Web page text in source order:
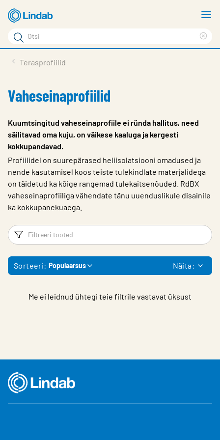
Mine
põhisisu
juurde
Otsi
Otsi
Meist
Logi sisse
Choose languge
Estonia
Terasprofiilid
Vaheseinaprofiilid
Kuumtsingitud vaheseinaprofiile ei ründa hallitus, need
säilitavad oma kuju, on väikese kaaluga ja kergesti
kokkupandavad.
Profiilidel on suurepärased heliisolatsiooni omadused ja
nende kasutamisel koos teiste tulekindlate materjalidega
on täidetud ka kõige rangemad tulekaitsenõuded. RdBX
vaheseinaprofiiliga vähendate tänu uuenduslikule disainile
ka kokkupanekuaega.
Filtrid
Sorteeri: Populaarsus Näita:
Me ei leidnud ühtegi teie filtrile vastavat üksust